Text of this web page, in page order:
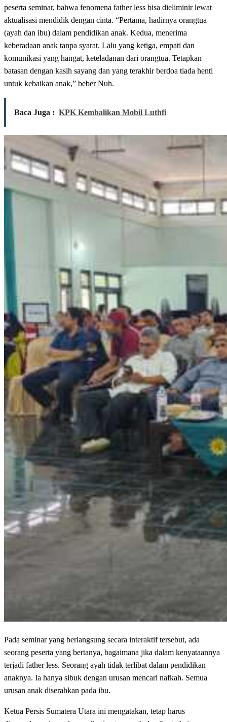
peserta seminar, bahwa fenomena father less bisa dieliminir lewat
aktualisasi mendidik dengan cinta. “Pertama, hadirnya orangtua
(ayah dan ibu) dalam pendidikan anak. Kedua, menerima
keberadaan anak tanpa syarat. Lalu yang ketiga, empati dan
komunikasi yang hangat, keteladanan dari orangtua. Tetapkan
batasan dengan kasih sayang dan yang terakhir berdoa tiada henti
untuk kebaikan anak,” beber Nuh.
Baca Juga : KPK Kembalikan Mobil Luthfi
Pada seminar yang berlangsung secara interaktif tersebut, ada
seorang peserta yang bertanya, bagaimana jika dalam kenyataannya
terjadi father less. Seorang ayah tidak terlibat dalam pendidikan
anaknya. Ia hanya sibuk dengan urusan mencari nafkah. Semua
urusan anak diserahkan pada ibu.
Ketua Persis Sumatera Utara ini mengatakan, tetap harus